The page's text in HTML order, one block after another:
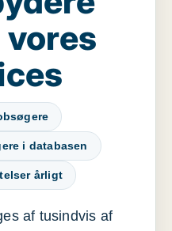
i databasen
årligt
af tusindvis af